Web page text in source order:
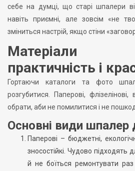
себе на думці, що старі шпалери
навіть приємні, але зовсім «не
зміниться настрій, якщо стіни
Матеріали
практичність і
Гортаючи каталоги та фото
розгубитися. Паперові, флізелінові,
обрати, аби не помилитися і не
Основні види шпалер
Паперові – бюджетні,
зносостійкі. Чудово підходять
й не боїться ремонтувати